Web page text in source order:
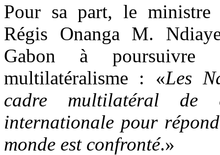
Pour sa part, le ministre
Régis Onanga M.
Gabon à
multilatéralisme : «Les
cadre multilatéral de
internationale pour
monde est confronté.»